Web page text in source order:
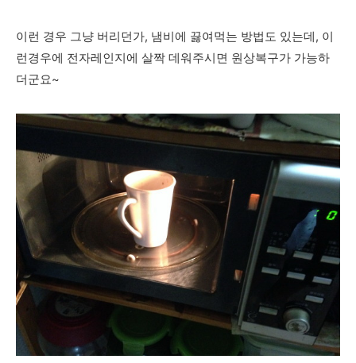
이런 경우 그냥 버리던가, 냄비에 끓여먹는 방법도 있는데, 이
런경우에 전자레인지에 살짝 데워주시면 원상복구가 가능하
더군요~